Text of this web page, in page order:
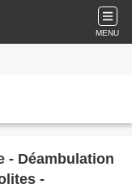
MENU
- Déambulation
-